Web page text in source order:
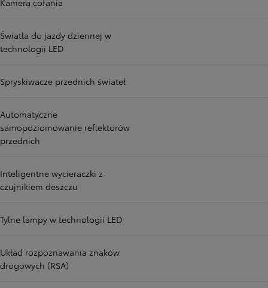
Kamera cofania
Światła do jazdy dziennej w
technologii LED
Spryskiwacze przednich świateł
Automatyczne
samopoziomowanie reflektorów
przednich
Inteligentne wycieraczki z
czujnikiem deszczu
Tylne lampy w technologii LED
Układ rozpoznawania znaków
drogowych (RSA)